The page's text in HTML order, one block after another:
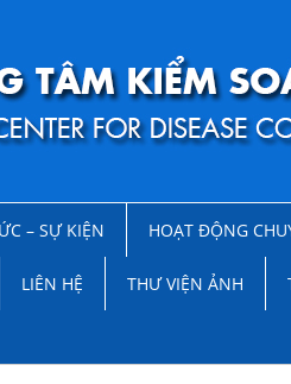
– SỰ KIỆN HOẠT ĐỘNG
LIÊN HỆ THƯ VIỆN ẢNH